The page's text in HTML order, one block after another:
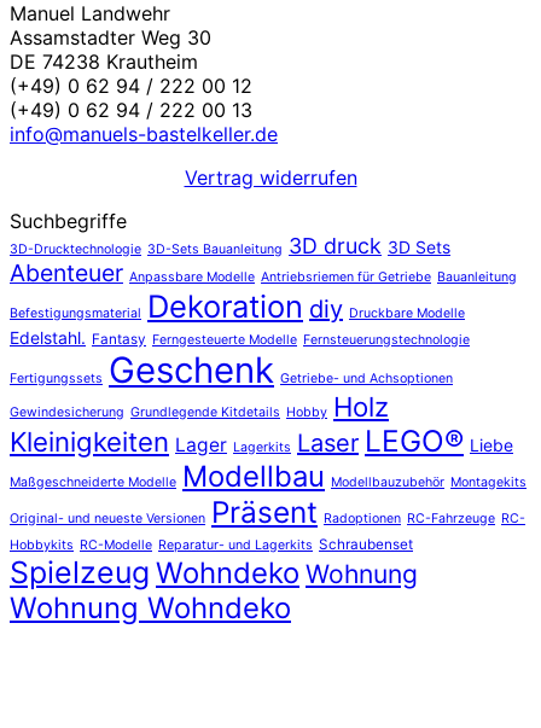
Manuel Landwehr
Assamstadter Weg 30
DE 74238 Krautheim
(+49) 0 62 94 / 222 00 12
(+49) 0 62 94 / 222 00 13
info@manuels-bastelkeller.de
Vertrag widerrufen
Suchbegriffe
3D-Drucktechnologie 3D-Sets Bauanleitung 3D druck 3D Sets
Abenteuer Anpassbare Modelle Antriebsriemen für Getriebe Bauanleitung
Befestigungsmaterial Dekoration diy Druckbare Modelle
Edelstahl. Fantasy Ferngesteuerte Modelle Fernsteuerungstechnologie
Fertigungssets Geschenk Getriebe- und Achsoptionen
Gewindesicherung Grundlegende Kitdetails Hobby Holz
Kleinigkeiten Lager Lagerkits Laser LEGO® Liebe
Maßgeschneiderte Modelle Modellbau Modellbauzubehör Montagekits
Original- und neueste Versionen Präsent Radoptionen RC-Fahrzeuge RC-
Hobbykits RC-Modelle Reparatur- und Lagerkits Schraubenset
Spielzeug Wohndeko Wohnung
Wohnung Wohndeko